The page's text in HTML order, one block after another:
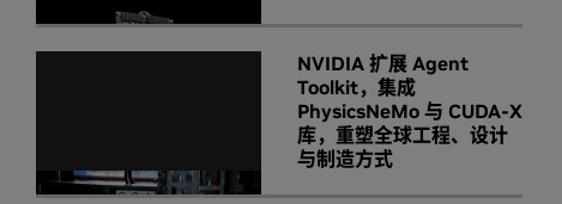
NVIDIA 扩展 Agent
Toolkit，集成
PhysicsNeMo 与 CUDA-X
库，重塑全球工程、设计
与制造方式